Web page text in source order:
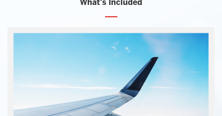
What's Included